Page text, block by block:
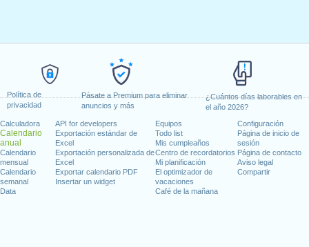
Política de
privacidad
Pásate a Premium para eliminar
anuncios y más
¿Cuántos días laborables en
el año 2026?
Calculadora
Calendario
anual
Calendario
mensual
Calendario
semanal
Data
API for developers
Exportación estándar de
Excel
Exportación personalizada de
Excel
Exportar calendario PDF
Insertar un widget
Equipos
Todo list
Mis cumpleaños
Centro de recordatorios
Mi planificación
El optimizador de
vacaciones
Café de la mañana
Configuración
Página de inicio de
sesión
Página de contacto
Aviso legal
Compartir